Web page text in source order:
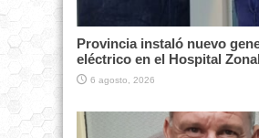
Provincia instaló nuevo
eléctrico en el Hospital
6 agosto, 2026